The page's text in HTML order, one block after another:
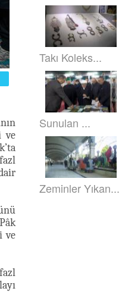
ve
ve
Takı Koleks...
Sunulan ...
Zeminler Yıkan...